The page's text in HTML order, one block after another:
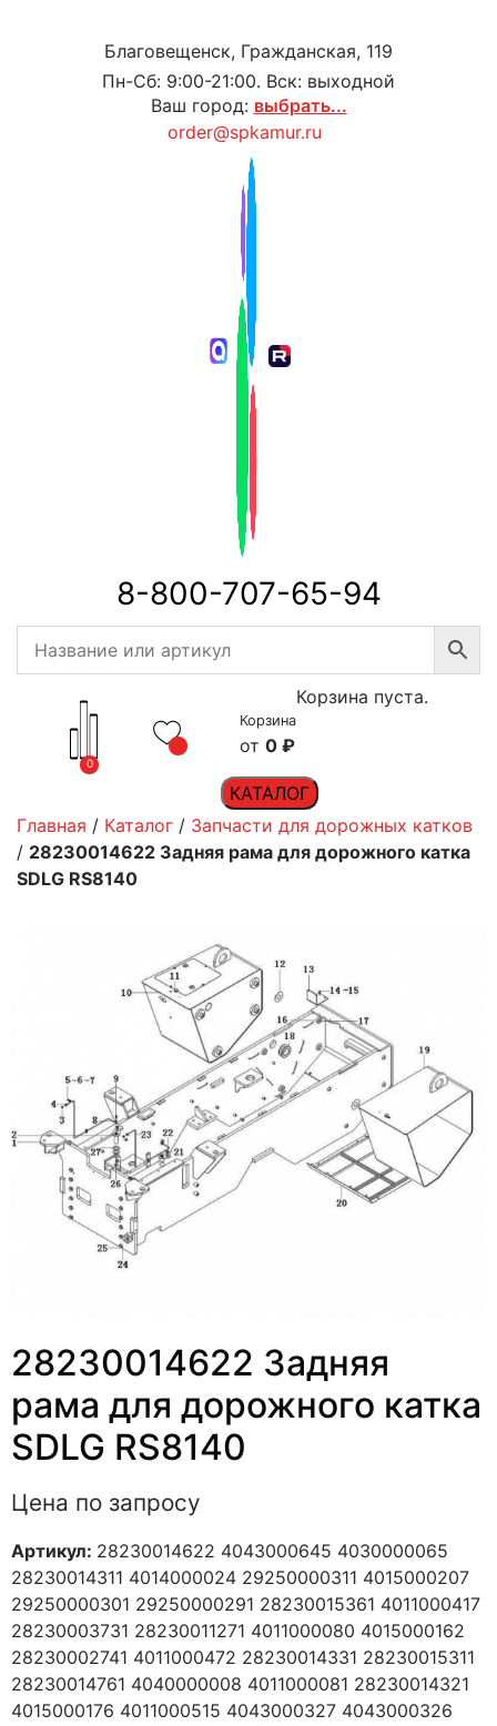
Благовещенск, Гражданская, 119
Пн-Сб: 9:00-21:00. Вск: выходной
Ваш город: выбрать...
order@spkamur.ru
8-800-707-65-94
0
Корзина
0 ₽
Корзина пуста.
КАТАЛОГ
Главная / Каталог / Запчасти для дорожных катков
/ 28230014622 Задняя рама для дорожного катка
SDLG RS8140
28230014622 Задняя
рама для дорожного катка
SDLG RS8140
Цена по запросу
Артикул: 28230014622 4043000645 4030000065
28230014311 4014000024 29250000311 4015000207
29250000301 29250000291 28230015361 4011000417
28230003731 28230011271 4011000080 4015000162
28230002741 4011000472 28230014331 28230015311
28230014761 4040000008 4011000081 28230014321
4015000176 4011000515 4043000327 4043000326